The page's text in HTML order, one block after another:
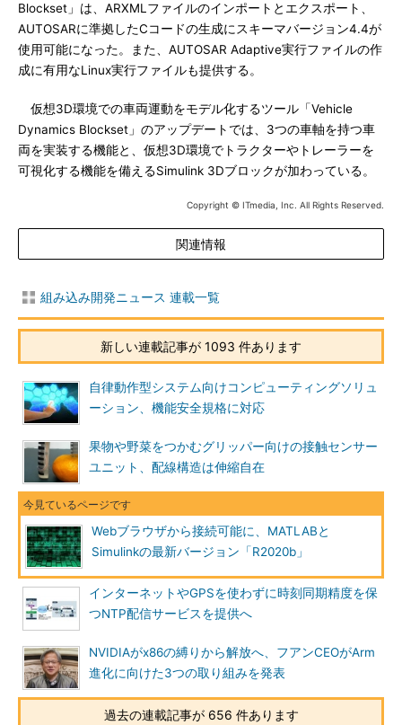
Blockset」は、ARXMLファイルのインポートとエクスポート、
AUTOSARに準拠したCコードの生成にスキーマバージョン4.4が
使用可能になった。また、AUTOSAR Adaptive実行ファイルの作
成に有用なLinux実行ファイルも提供する。
仮想3D環境での車両運動をモデル化するツール「Vehicle
Dynamics Blockset」のアップデートでは、3つの車軸を持つ車
両を実装する機能と、仮想3D環境でトラクターやトレーラーを
可視化する機能を備えるSimulink 3Dブロックが加わっている。
Copyright © ITmedia, Inc. All Rights Reserved.
関連情報
組み込み開発ニュース 連載一覧
新しい連載記事が 1093 件あります
自律動作型システム向けコンピューティングソリュ
ーション、機能安全規格に対応
果物や野菜をつかむグリッパー向けの接触センサー
ユニット、配線構造は伸縮自在
Webブラウザから接続可能に、MATLABと
Simulinkの最新バージョン「R2020b」
インターネットやGPSを使わずに時刻同期精度を保
つNTP配信サービスを提供へ
NVIDIAがx86の縛りから解放へ、フアンCEOがArm
進化に向けた3つの取り組みを発表
過去の連載記事が 656 件あります